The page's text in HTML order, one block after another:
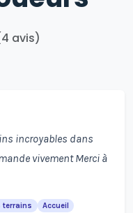
avis)
incroyables dans
vivement Merci à
terrains
Accueil